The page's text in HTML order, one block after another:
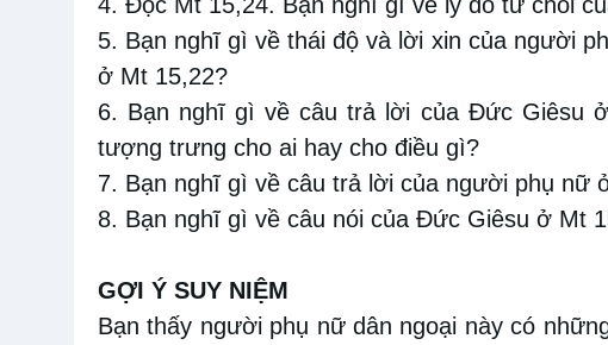
5. Bạn nghĩ gì về thái độ và lời xin của người
ở Mt 15,22?
6. Bạn nghĩ gì về câu trả lời của Đức Giêsu ở
tượng trưng cho ai hay cho điều gì?
7. Bạn nghĩ gì về câu trả lời của người phụ nữ
8. Bạn nghĩ gì về câu nói của Đức Giêsu ở Mt
GỢI Ý SUY NIỆM
Bạn thấy người phụ nữ dân ngoại này có